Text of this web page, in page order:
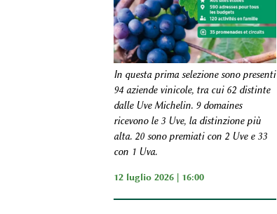
In questa prima selezione sono presenti
94 aziende vinicole, tra cui 62 distinte
dalle Uve Michelin. 9 domaines
ricevono le 3 Uve, la distinzione più
alta. 20 sono premiati con 2 Uve e 33
con 1 Uva.
12 luglio 2026 | 16:00